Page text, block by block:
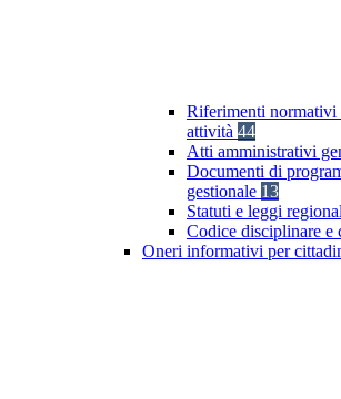
Riferimenti normativi
attività 44
Atti amministrativi
Documenti di
gestionale 13
Statuti e leggi
Codice disciplinare e
Oneri informativi per